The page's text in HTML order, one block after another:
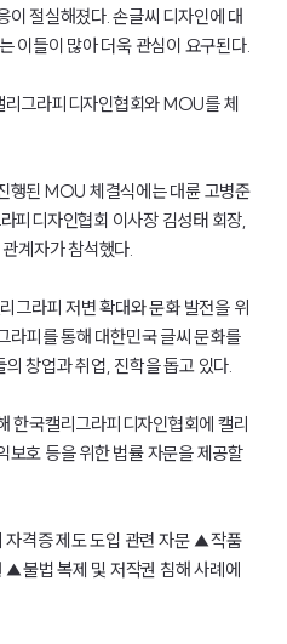
이 절실해졌다. 손글씨 디자인에 대
이들이 많아 더욱 관심이 요구된다.
그라피디자인협회와 MOU를 체
행된 MOU 체결식에는 대륜 고병준
피디자인협회 이사장 김성태 회장,
계자가 참석했다.
그라피 저변 확대와 문화 발전을 위
피를 통해 대한민국 글씨 문화를
창업과 취업, 진학을 돕고 있다.
한국캘리그라피디자인협회에 캘리
보호 등을 위한 법률 자문을 제공할
격증 제도 도입 관련 자문 ▲작품
▲불법 복제 및 저작권 침해 사례에